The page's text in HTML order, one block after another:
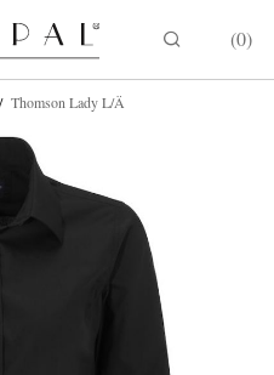
0
/ Thomson Lady L/Ä